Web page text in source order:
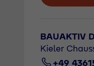
BAUAKTIV
Kieler
+49